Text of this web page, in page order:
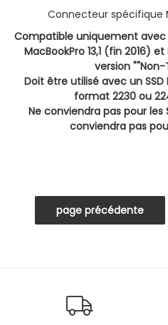
Connecteur spécifique
Compatible uniquement avec
MacBookPro 13,1 (fin 2016)
version ""Non-
Doit être utilisé avec un SSD
format 2230 ou
Ne conviendra pas pour les
conviendra pas